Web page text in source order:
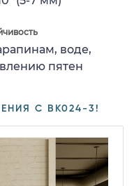
воде,
пятен
С BK024-3!